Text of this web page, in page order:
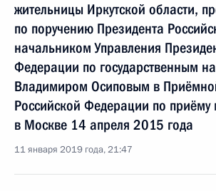
жительницы Иркутской области,
по поручению Президента
начальником Управления
Федерации по государственным
Владимиром Осиповым в
Российской Федерации по приёму
в Москве 14 апреля 2015 года
11 января 2019 года, 21:47